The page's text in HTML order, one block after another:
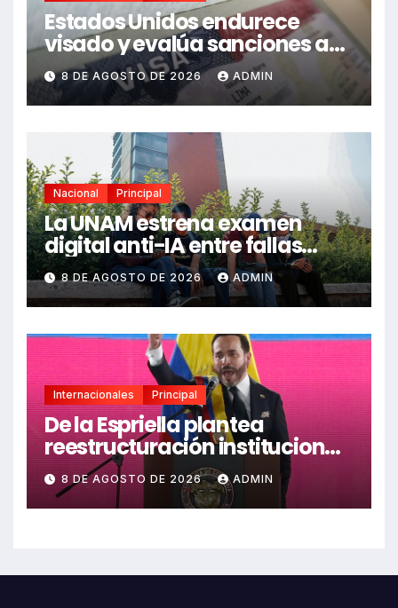
Estados Unidos endurece
visado y evalúa sanciones a
funcionarios de México
8 DE AGOSTO DE 2026 ADMIN
Nacional Principal
La UNAM estrena examen
digital anti-IA entre fallas
técnicas y angustia
estudiantil
8 DE AGOSTO DE 2026 ADMIN
Internacionales Principal
De la Espriella plantea
reestructuración institucional
en Colombia enfocada en
valores
8 DE AGOSTO DE 2026 ADMIN